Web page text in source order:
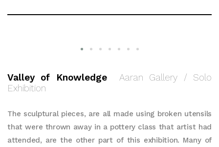
Valley of Knowledge
Aaran Gallery / Solo
Exhibition
The sculptural pieces, are all made using broken utensils
that were thrown away in a pottery class that artist had
attended, are the other part of this exhibition. Many of